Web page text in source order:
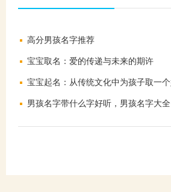
高分男孩名字推荐
宝宝取名：爱的传递与未来的期许
宝宝起名：从传统文化中为孩子取一
男孩名字带什么字好听，男孩名字大全